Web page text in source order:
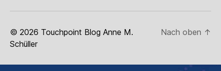
© 2026 Touchpoint Blog Anne M.
Schüller
Nach oben ↑